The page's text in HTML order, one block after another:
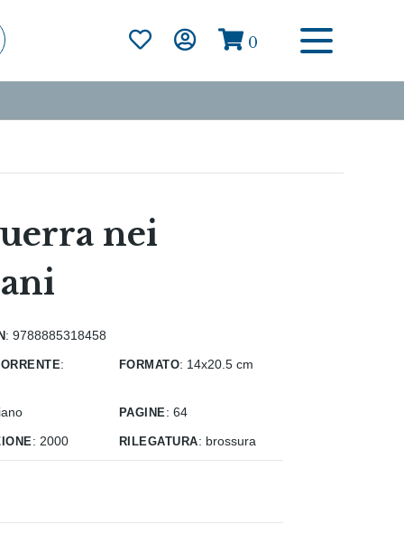
0
nei
: 9788885318458
:
formato: 14x20.5 cm
pagine: 64
: 2000 rilegatura: brossura